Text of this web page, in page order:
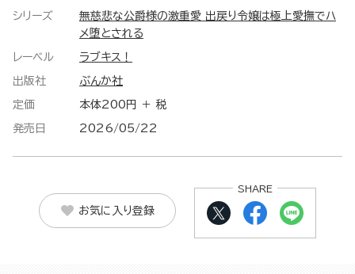
シリーズ
無慈悲な公爵様の激重愛 出戻り令嬢は極上愛撫でハ
メ堕とされる
レーベル ラブキス！
出版社 ぶんか社
定価 本体200円 ＋ 税
発売日 2026/05/22
お気に入り登録
SHARE